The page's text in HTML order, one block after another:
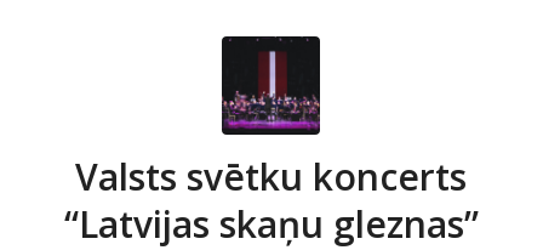
Valsts svētku koncerts
“Latvijas skaņu gleznas”